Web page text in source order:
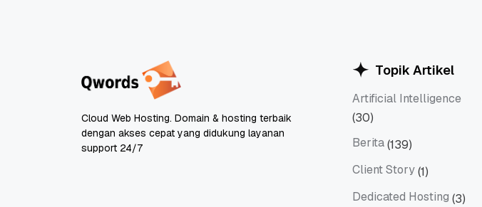
Cloud Web Hosting. Domain & hosting terbaik
dengan akses cepat yang didukung layanan
support 24/7
Topik Artikel
Artificial Intelligence
Artificial Intelligence
(30)
Berita(139)
Client Story(1)
Dedicated Hosting (3)